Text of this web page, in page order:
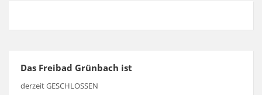
Das Freibad Grünbach ist
derzeit GESCHLOSSEN